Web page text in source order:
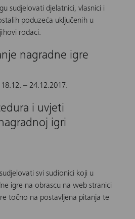
sudjelovati djelatnici, vlasnici i
poduzeća uključenih u
rođaci.
nagradne igre
– 24.12.2017.
i uvjeti
igri
svi sudionici koji u
igre na obrascu na web stranici
točno na postavljena pitanja te